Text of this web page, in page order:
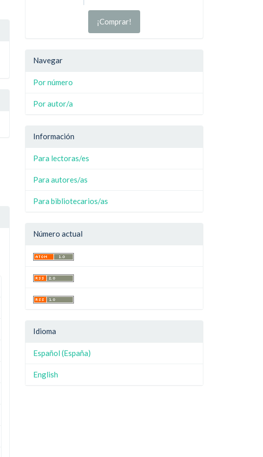
¡Comprar!
Navegar
Por número
Por autor/a
Información
Para lectoras/es
Para autores/as
Para bibliotecarios/as
Número actual
Idioma
Español (España)
English